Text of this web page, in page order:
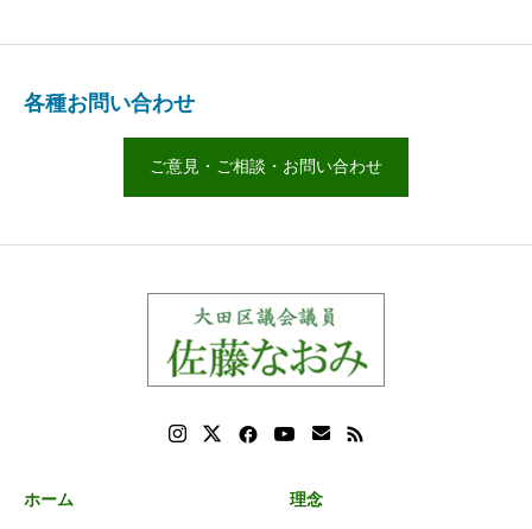
各種お問い合わせ
ご意見・ご相談・お問い合わせ
ホーム 理念